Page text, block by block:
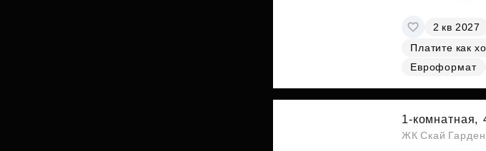
2 кв 2027
Платите как
Евроформат
1-комнатная,
ЖК Скай